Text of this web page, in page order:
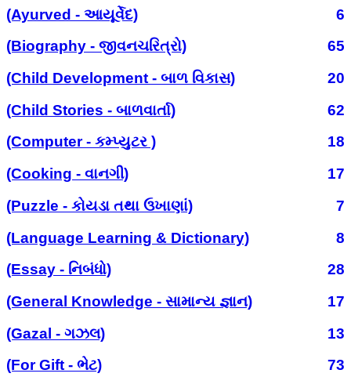
(Ayurved - આયૂર્વેદ)
6
(Biography - જીવનચરિત્રો)
65
(Child Development - બાળ વિકાસ)
20
(Child Stories - બાળવાર્તા)
62
(Computer - કમ્પ્યુટર )
18
(Cooking - વાનગી)
17
(Puzzle - કોયડા તથા ઉખાણાં)
7
(Language Learning & Dictionary)
8
(Essay - નિબંધો)
28
(General Knowledge - સામાન્ય જ્ઞાન)
17
(Gazal - ગઝલ)
13
(For Gift - ભેટ)
73